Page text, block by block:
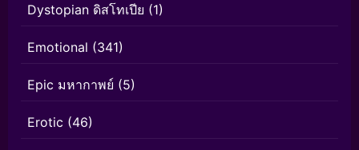
Dystopian ดิสโทเปีย (1)
Emotional (341)
Epic มหากาพย์ (5)
Erotic (46)